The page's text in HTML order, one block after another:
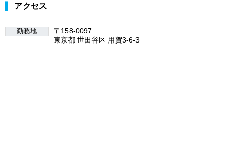
アクセス
勤務地
〒158-0097
東京都 世田谷区 用賀3-6-3